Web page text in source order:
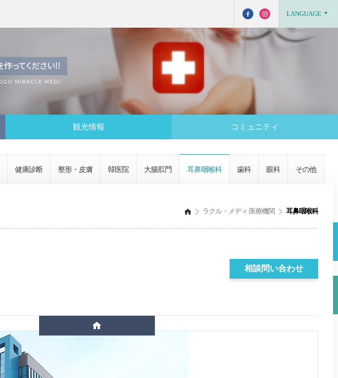
LANGUAGE
観光情報 コミュニティ
健康診断 整形・皮膚 韓医院 大腸肛門 耳鼻咽喉科 歯科 眼科 その他
ラクル・メディ 医療機関 耳鼻咽喉科
相談問い合わせ